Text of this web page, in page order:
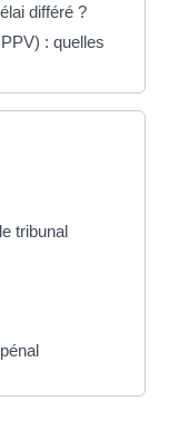
différé ?
: quelles
tribunal